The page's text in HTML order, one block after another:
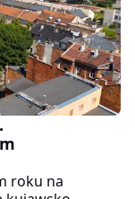
roku na